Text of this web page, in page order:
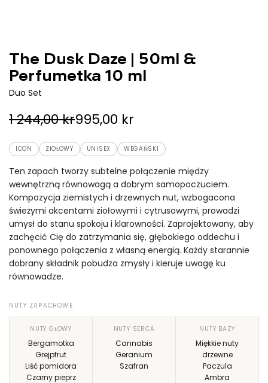
The Dusk Daze | 50ml &
Perfumetka 10 ml
Duo Set
C
e
n
a
p
r
o
m
c
1 244,00 kr
C
e
n
a
r
e
g
u
a
995,00 kr
ICON ZIOŁOWY UNISEX WEGAŃSKI
Ten zapach tworzy subtelne połączenie między
wewnętrzną równowagą a dobrym samopoczuciem.
Kompozycja ziemistych i drzewnych nut, wzbogacona
świeżymi akcentami ziołowymi i cytrusowymi, prowadzi
umysł do stanu spokoju i klarowności. Zaprojektowany, aby
zachęcić Cię do zatrzymania się, głębokiego oddechu i
ponownego połączenia z własną energią. Każdy starannie
dobrany składnik pobudza zmysły i kieruje uwagę ku
równowadze.
NUTY ZAPACHOWE
NUTY GŁOWY
Bergamotka
Grejpfrut
Liść pomidora
Czarny pieprz
NUTY SERCA
Cannabis
Geranium
Szafran
NUTY BAZY
Miękkie nuty
drzewne
Paczula
Ambra